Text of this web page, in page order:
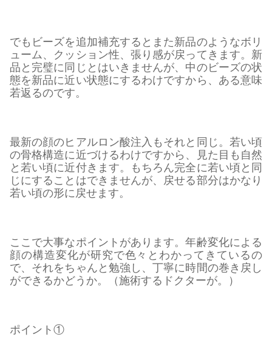
でもビーズを追加補充するとまた新品のようなボリ
ューム、クッション性、張り感が戻ってきます。新
品と完璧に同じとはいきませんが、中のビーズの状
態を新品に近い状態にするわけですから、ある意味
若返るのです。
最新の顔のヒアルロン酸注入もそれと同じ。若い頃
の骨格構造に近づけるわけですから、見た目も自然
と若い頃に近付きます。もちろん完全に若い頃と同
じにすることはできませんが、戻せる部分はかなり
若い頃の形に戻せます。
ここで大事なポイントがあります。年齢変化による
顔の構造変化が研究で色々とわかってきているの
で、それをちゃんと勉強し、丁寧に時間の巻き戻し
ができるかどうか。（施術するドクターが。）
ポイント①